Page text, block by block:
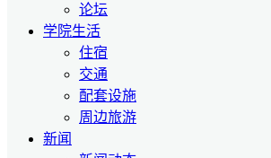
论坛
学院生活
住宿
交通
配套设施
周边旅游
新闻